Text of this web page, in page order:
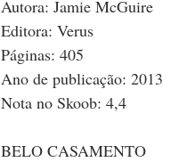
Autora: Jamie McGuire
Editora: Verus
Páginas: 405
Ano de publicação: 2013
Nota no Skoob: 4,4
BELO CASAMENTO